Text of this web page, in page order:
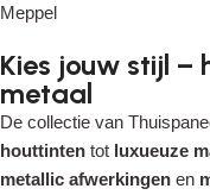
Meppel
Kies jouw stijl
metaal
De collectie van
houttinten tot luxueuze
metallic afwerkingen en